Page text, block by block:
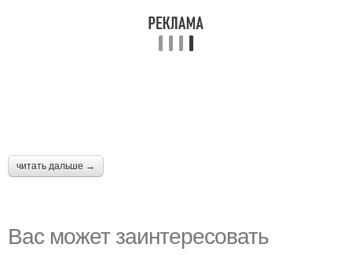
читать дальше →
Вас может заинтересовать